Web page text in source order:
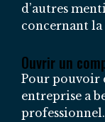
d’autres
concernant
Ouvrir un
Pour pouvoir
entreprise a